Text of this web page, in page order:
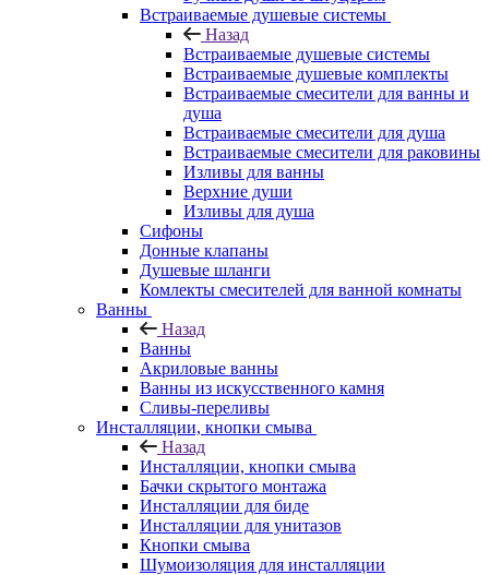
Встраиваемые душевые системы
Назад
Встраиваемые душевые системы
Встраиваемые душевые комплекты
Встраиваемые смесители для ванны и
душа
Встраиваемые смесители для душа
Встраиваемые смесители для раковины
Изливы для ванны
Верхние души
Изливы для душа
Сифоны
Донные клапаны
Душевые шланги
Комлекты смесителей для ванной комнаты
Ванны
Назад
Ванны
Акриловые ванны
Ванны из искусственного камня
Сливы-переливы
Инсталляции, кнопки смыва
Назад
Инсталляции, кнопки смыва
Бачки скрытого монтажа
Инсталляции для биде
Инсталляции для унитазов
Кнопки смыва
Шумоизоляция для инсталляции